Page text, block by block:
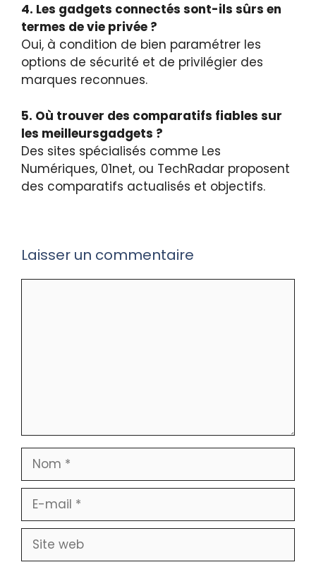
4. Les gadgets connectés sont-ils sûrs en
termes de vie privée ?
Oui, à condition de bien paramétrer les
options de sécurité et de privilégier des
marques reconnues.
5. Où trouver des comparatifs fiables sur
les meilleursgadgets ?
Des sites spécialisés comme Les
Numériques, 01net, ou TechRadar proposent
des comparatifs actualisés et objectifs.
Laisser un commentaire
Nom
mail
Site
web